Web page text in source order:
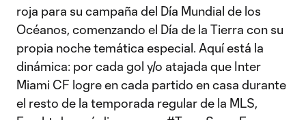
roja para su campaña del Día Mundial de los
Océanos, comenzando el Día de la Tierra con su
propia noche temática especial. Aquí está la
dinámica: por cada gol y/o atajada que Inter
Miami CF logre en cada partido en casa durante
el resto de la temporada regular de la MLS,